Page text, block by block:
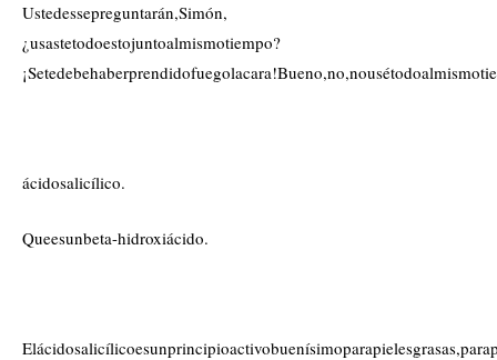
Ustedessepreguntarán,Simón,
¿usastetodoestojuntoalmismotiempo?
ácidosalicílico.
Queesunbeta-hidroxiácido.